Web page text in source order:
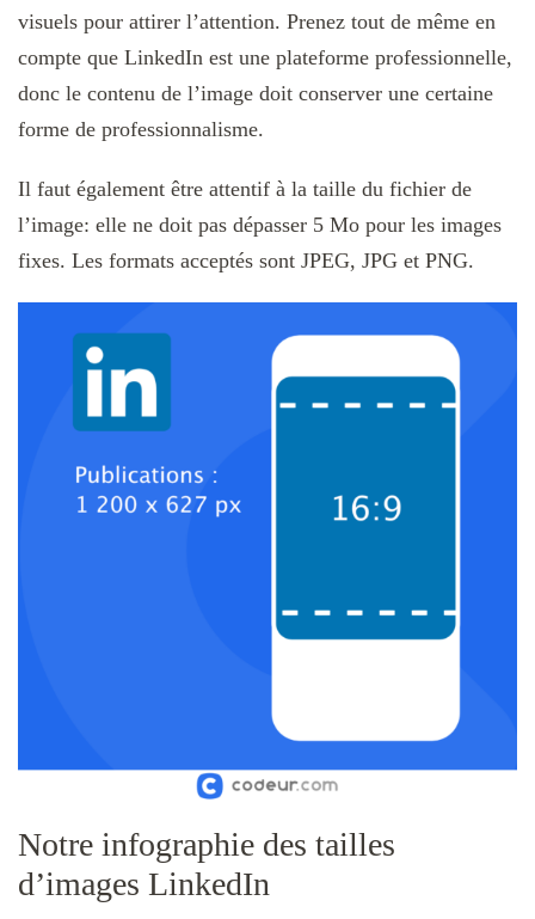
visuels pour attirer l’attention. Prenez tout de même en
compte que LinkedIn est une plateforme professionnelle,
donc le contenu de l’image doit conserver une certaine
forme de professionnalisme.
Il faut également être attentif à la taille du fichier de
l’image: elle ne doit pas dépasser 5 Mo pour les images
fixes. Les formats acceptés sont JPEG, JPG et PNG.
Notre infographie des tailles
d’images LinkedIn